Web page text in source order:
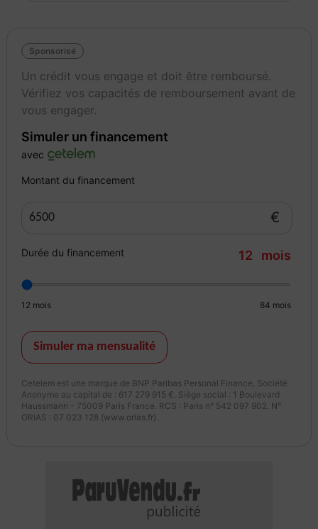
Sponsorisé
Un crédit vous engage et doit être remboursé.
Vérifiez vos capacités de remboursement avant de
vous engager.
Simuler un financement
avec
Montant du financement
€
Durée du financement 12 mois
12 mois 84 mois
Simuler ma mensualité
Cetelem est une marque de BNP Paribas Personal Finance, Société
Anonyme au capital de : 617 279 915 €. Siège social : 1 Boulevard
Haussmann - 75009 Paris France. RCS : Paris n° 542 097 902. N°
ORIAS : 07 023 128 (www.orias.fr).